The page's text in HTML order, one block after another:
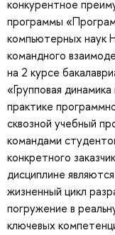
конкурентное
программы
компьютерных наук
командного
на 2 курсе
«Групповая
практике
сквозной учебный
командами
конкретного
дисциплине
жизненный цикл
погружение в
ключевых